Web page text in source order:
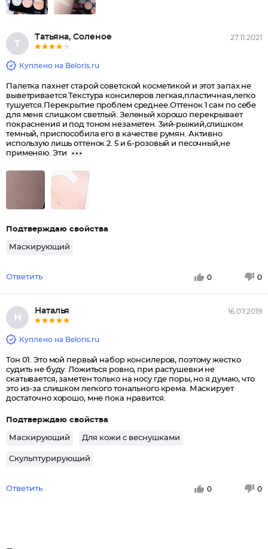
Т
Татьяна, Соленое 27.11.2021
Куплено на Beloris.ru
Палетка пахнет старой советской косметикой и этот запах не
выветривается.Текстура консилеров легкая,пластичная,легко
тушуется.Перекрытие проблем среднее.Оттенок 1 сам по себе
для меня слишком светлый. Зеленый хорошо перекрывает
покраснения и под тоном незаметен. 3ий-рыжий,слишком
темный, приспособила его в качестве румян. Активно
использую лишь оттенок 2. 5 и 6-розовый и песочный,не
применяю. Эти
Подтверждаю свойства
Маскирующий
Ответить 0 0
Н
Наталья 16.07.2019
Куплено на Beloris.ru
Тон 01. Это мой первый набор консилеров, поэтому жестко
судить не буду. Ложиться ровно, при растушевки не
скатывается, заметен только на носу где поры, но я думаю, что
это из-за слишком легкого тонального крема. Маскирует
достаточно хорошо, мне пока нравится.
Подтверждаю свойства
Маскирующий Для кожи с веснушками
Скульптурирующий
Ответить 0 0